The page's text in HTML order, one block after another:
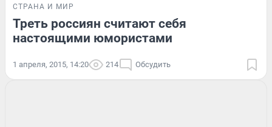
СТРАНА И МИР
Треть россиян считают себя
настоящими юмористами
1 апреля, 2015, 14:20 214 Обсудить